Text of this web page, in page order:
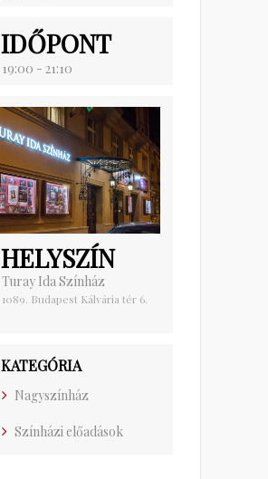
IDŐPONT
19:00 - 21:10
HELYSZÍN
Turay Ida Színház
1089. Budapest Kálvária tér 6.
KATEGÓRIA
Nagyszínház
Színházi előadások